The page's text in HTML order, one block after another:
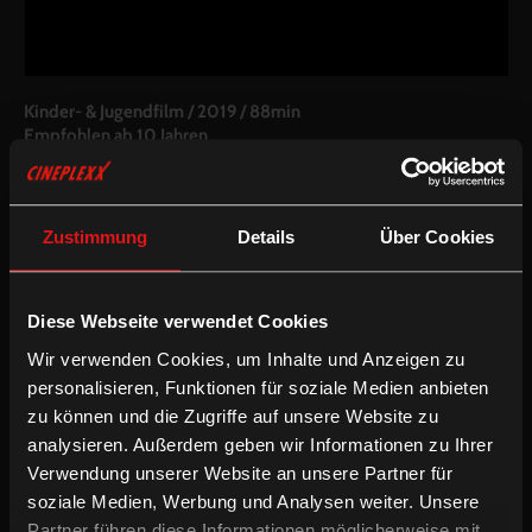
Zustimmung Details Über Cookies
Diese Webseite verwendet Cookies
Wir verwenden Cookies, um Inhalte und Anzeigen zu
personalisieren, Funktionen für soziale Medien anbieten
zu können und die Zugriffe auf unsere Website zu
analysieren. Außerdem geben wir Informationen zu Ihrer
Verwendung unserer Website an unsere Partner für
soziale Medien, Werbung und Analysen weiter. Unsere
Kinder- & Jugendfilm / 2019 / 88min
Empfohlen ab 10 Jahren
Regie:Sarah Winkenstette
Drehbuch:Susanne Finken
Monika Plura
Schnitt:Nicole Kortlüke
Nickl, Julia Hirt, Mohamed Achour, Sabine Vitua, Anna Böttcher,
Julia Schmitt, Petra Nadolny u.a.
Sprache & Untertitel:Deutsche OV
Dieser Film ist Teil einer Kooperation mit alleskino.de:
der Online-Videothek für das deutsche Kino.
Kinder- & Jugendfilm/ Komödie